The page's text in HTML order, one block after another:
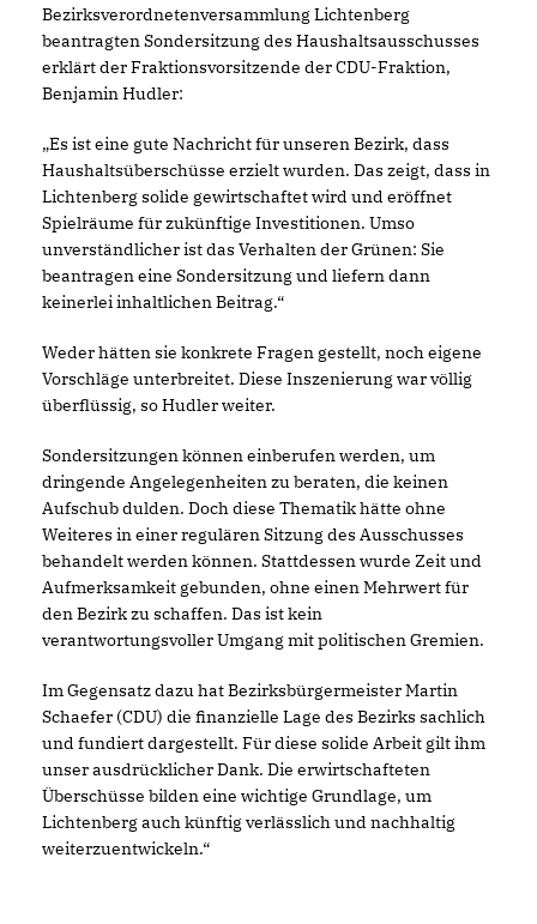
Bezirksverordnetenversammlung Lichtenberg
beantragten Sondersitzung des Haushaltsausschusses
erklärt der Fraktionsvorsitzende der CDU-Fraktion,
Benjamin Hudler:
Es ist eine gute Nachricht für unseren Bezirk, dass
Haushaltsüberschüsse erzielt wurden. Das zeigt, dass in
Lichtenberg solide gewirtschaftet wird und eröffnet
Spielräume für zukünftige Investitionen. Umso
unverständlicher ist das Verhalten der Grünen: Sie
beantragen eine Sondersitzung und liefern dann
keinerlei inhaltlichen Beitrag.“
Weder hätten sie konkrete Fragen gestellt, noch eigene
Vorschläge unterbreitet. Diese Inszenierung war völlig
überflüssig, so Hudler weiter.
Sondersitzungen können einberufen werden, um
dringende Angelegenheiten zu beraten, die keinen
Aufschub dulden. Doch diese Thematik hätte ohne
Weiteres in einer regulären Sitzung des Ausschusses
behandelt werden können. Stattdessen wurde Zeit und
Aufmerksamkeit gebunden, ohne einen Mehrwert für
den Bezirk zu schaffen. Das ist kein
verantwortungsvoller Umgang mit politischen Gremien.
Im Gegensatz dazu hat Bezirksbürgermeister Martin
Schaefer (CDU) die finanzielle Lage des Bezirks sachlich
und fundiert dargestellt. Für diese solide Arbeit gilt ihm
unser ausdrücklicher Dank. Die erwirtschafteten
Überschüsse bilden eine wichtige Grundlage, um
Lichtenberg auch künftig verlässlich und nachhaltig
weiterzuentwickeln.“